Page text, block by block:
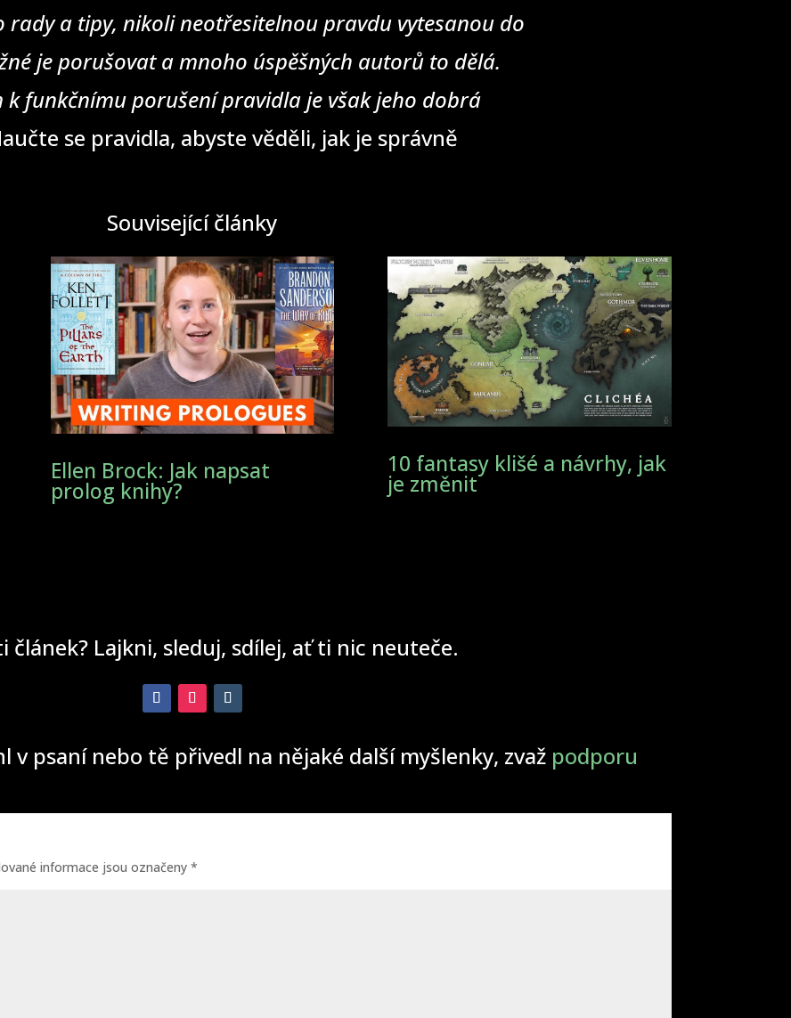
rady a tipy, nikoli neotřesitelnou pravdu vytesanou do
je porušovat a mnoho úspěšných autorů to dělá.
k funkčnímu porušení pravidla je však jeho dobrá
se pravidla, abyste věděli, jak je správně
Související články
Ellen Brock: Jak napsat
prolog knihy?
10 fantasy klišé a návrhy, jak
je změnit
článek? Lajkni, sleduj, sdílej, ať ti nic neuteče.
v psaní nebo tě přivedl na nějaké další myšlenky, zvaž podporu
informace jsou označeny*